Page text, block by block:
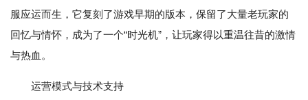
服应运而生，它复刻了游戏早期的版本，保留了大量老玩家的
回忆与情怀，成为了一个“时光机”，让玩家得以重温往昔的激情
与热血。
运营模式与技术支持